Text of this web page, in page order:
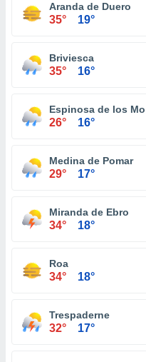
Aranda de Duero
35° 19°
Briviesca
35° 16°
Espinosa de los
26° 16°
Medina de Pomar
29° 17°
Miranda de Ebro
34° 18°
Roa
34° 18°
Trespaderne
32° 17°